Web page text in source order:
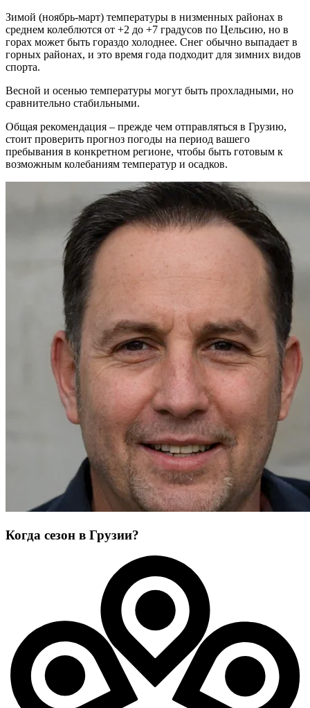
Зимой (ноябрь-март) температуры в низменных районах в
среднем колеблются от +2 до +7 градусов по Цельсию, но в
горах может быть гораздо холоднее. Снег обычно выпадает в
горных районах, и это время года подходит для зимних видов
спорта.
Весной и осенью температуры могут быть прохладными, но
сравнительно стабильными.
Общая рекомендация – прежде чем отправляться в Грузию,
стоит проверить прогноз погоды на период вашего
пребывания в конкретном регионе, чтобы быть готовым к
возможным колебаниям температур и осадков.
Когда сезон в Грузии?